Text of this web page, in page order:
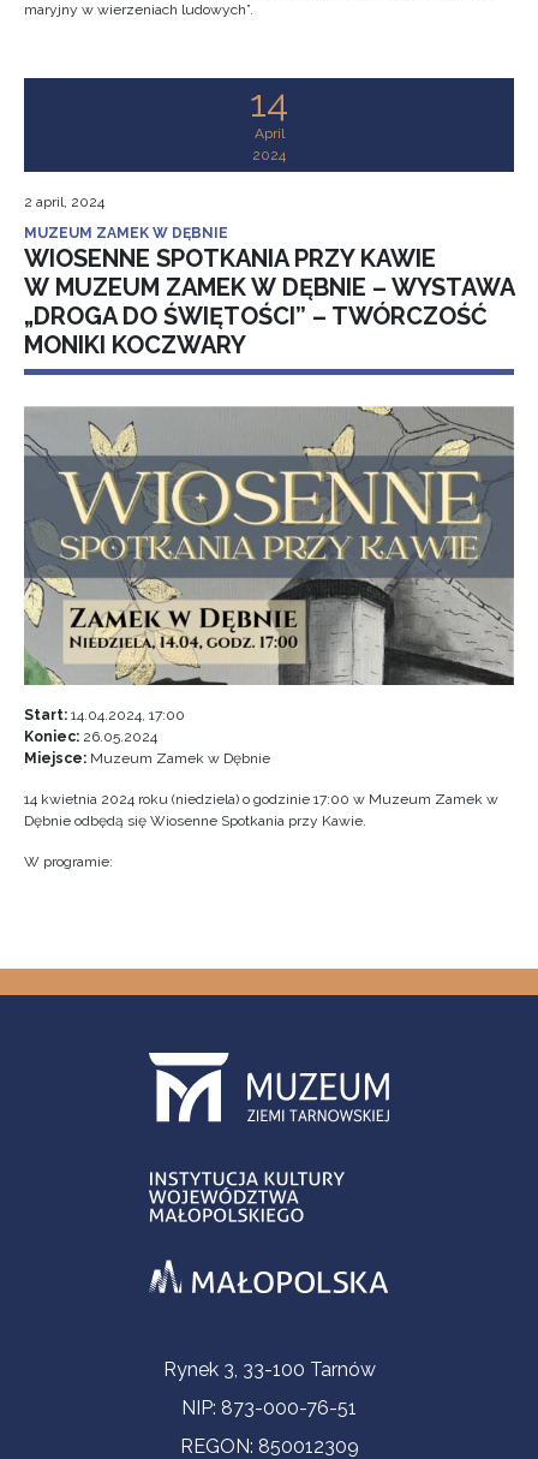
maryjny w wierzeniach ludowych”.
14
April
2024
2 april, 2024
MUZEUM ZAMEK W DĘBNIE
WIOSENNE SPOTKANIA PRZY KAWIE
W MUZEUM ZAMEK W DĘBNIE – WYSTAWA
„DROGA DO ŚWIĘTOŚCI” – TWÓRCZOŚĆ
MONIKI KOCZWARY
Start: 14.04.2024, 17:00
Koniec: 26.05.2024
Miejsce: Muzeum Zamek w Dębnie
14 kwietnia 2024 roku (niedziela) o godzinie 17:00 w Muzeum Zamek w
Dębnie odbędą się Wiosenne Spotkania przy Kawie.
W programie:
Contact InformationRynek 3, 33-100 Tarnów
NIP: 873-000-76-51
REGON: 850012309